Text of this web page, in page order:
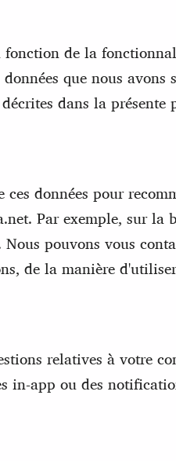
de la
que nous avons
dans la présente
données pour
Par exemple, sur la
pouvons vous
de la manière
relatives à votre
in-app ou des